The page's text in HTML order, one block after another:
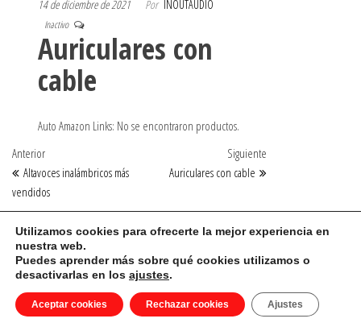
14 de diciembre de 2021 Por INOUTAUDIO
Inactivo
Auriculares con
cable
Auto Amazon Links: No se encontraron productos.
Navegación
de
entradas
Entrada
anterior
Anterior
Altavoces inalámbricos más
vendidos
Siguiente
Auriculares con cable
Auto Amazon Links: No se encontraron productos.
Funciona gracias a WordPress |Tema:Envo Storefront
Utilizamos cookies para ofrecerte la mejor experiencia en
nuestra web.
Puedes aprender más sobre qué cookies utilizamos o
desactivarlas en los ajustes.
Aceptar cookies Rechazar cookies Ajustes